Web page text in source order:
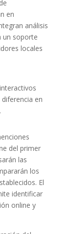
en
análisis
un soporte
locales
en
del primer
las
los
El
identificar
online y